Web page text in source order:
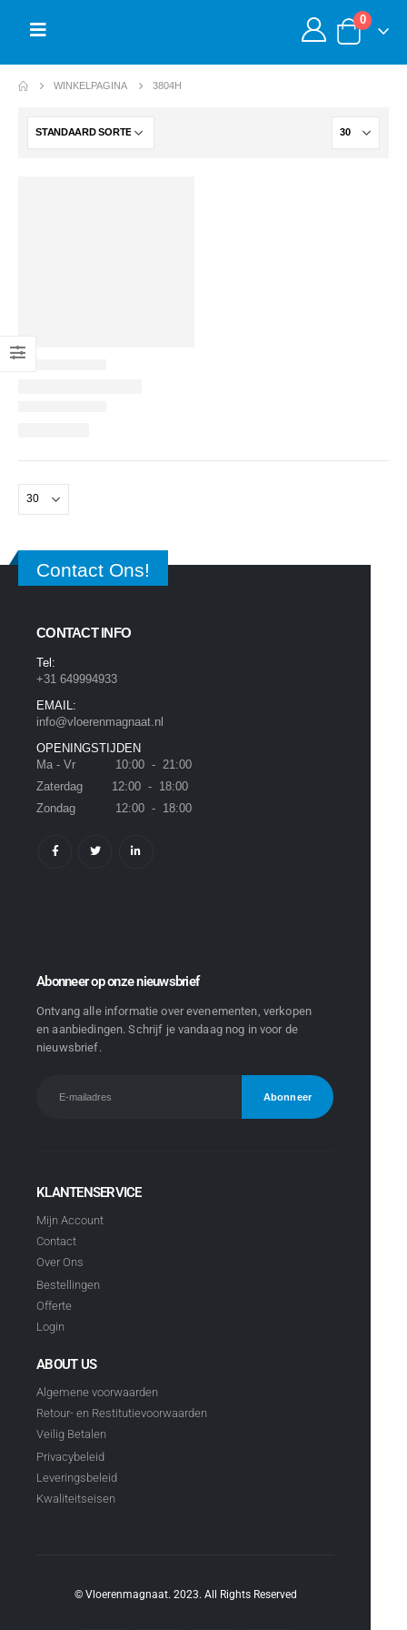
0
WINKELPAGINA 3804H
Contact Ons!
CONTACT INFO
Tel:
+31 649994933
EMAIL:
info@vloerenmagnaat.nl
OPENINGSTIJDEN
Ma - Vr 10:00 - 21:00
Zaterdag 12:00 - 18:00
Zondag 12:00 - 18:00
Abonneer op onze nieuwsbrief
Ontvang alle informatie over evenementen, verkopen
en aanbiedingen. Schrijf je vandaag nog in voor de
nieuwsbrief.
KLANTENSERVICE
Mijn Account
Contact
Over Ons
Bestellingen
Offerte
Login
ABOUT US
Algemene voorwaarden
Retour- en Restitutievoorwaarden
Veilig Betalen
Privacybeleid
Leveringsbeleid
Kwaliteitseisen
© Vloerenmagnaat. 2023. All Rights Reserved